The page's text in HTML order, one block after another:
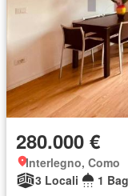
280.000 €
Interlegno, Como
3 Locali
1